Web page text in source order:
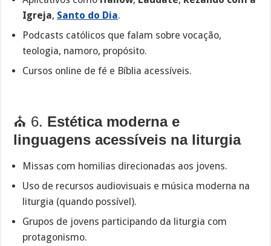
Igreja, Santo do Dia.
Podcasts católicos que falam sobre vocação,
teologia, namoro, propósito.
Cursos online de fé e Bíblia acessíveis.
⛪ 6. Estética moderna e
linguagens acessíveis na liturgia
Missas com homilias direcionadas aos jovens.
Uso de recursos audiovisuais e música moderna na
liturgia (quando possível).
Grupos de jovens participando da liturgia com
protagonismo.